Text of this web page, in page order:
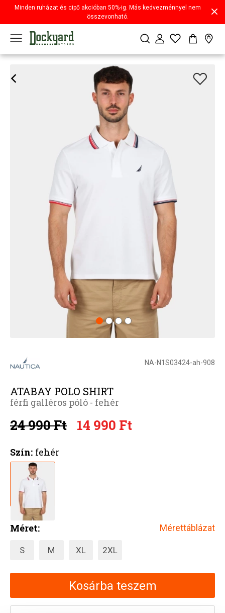
Minden ruházat és cipő akcióban 50%-ig. Más kedvezménnyel nem
összevonható.
NA-N1S03424-ah-908
ATABAY POLO SHIRT
férfi galléros póló - fehér
24 990 Ft 14 990 Ft
Szín: fehér
Méret: Mérettáblázat
S M XL 2XL
Kosárba teszem